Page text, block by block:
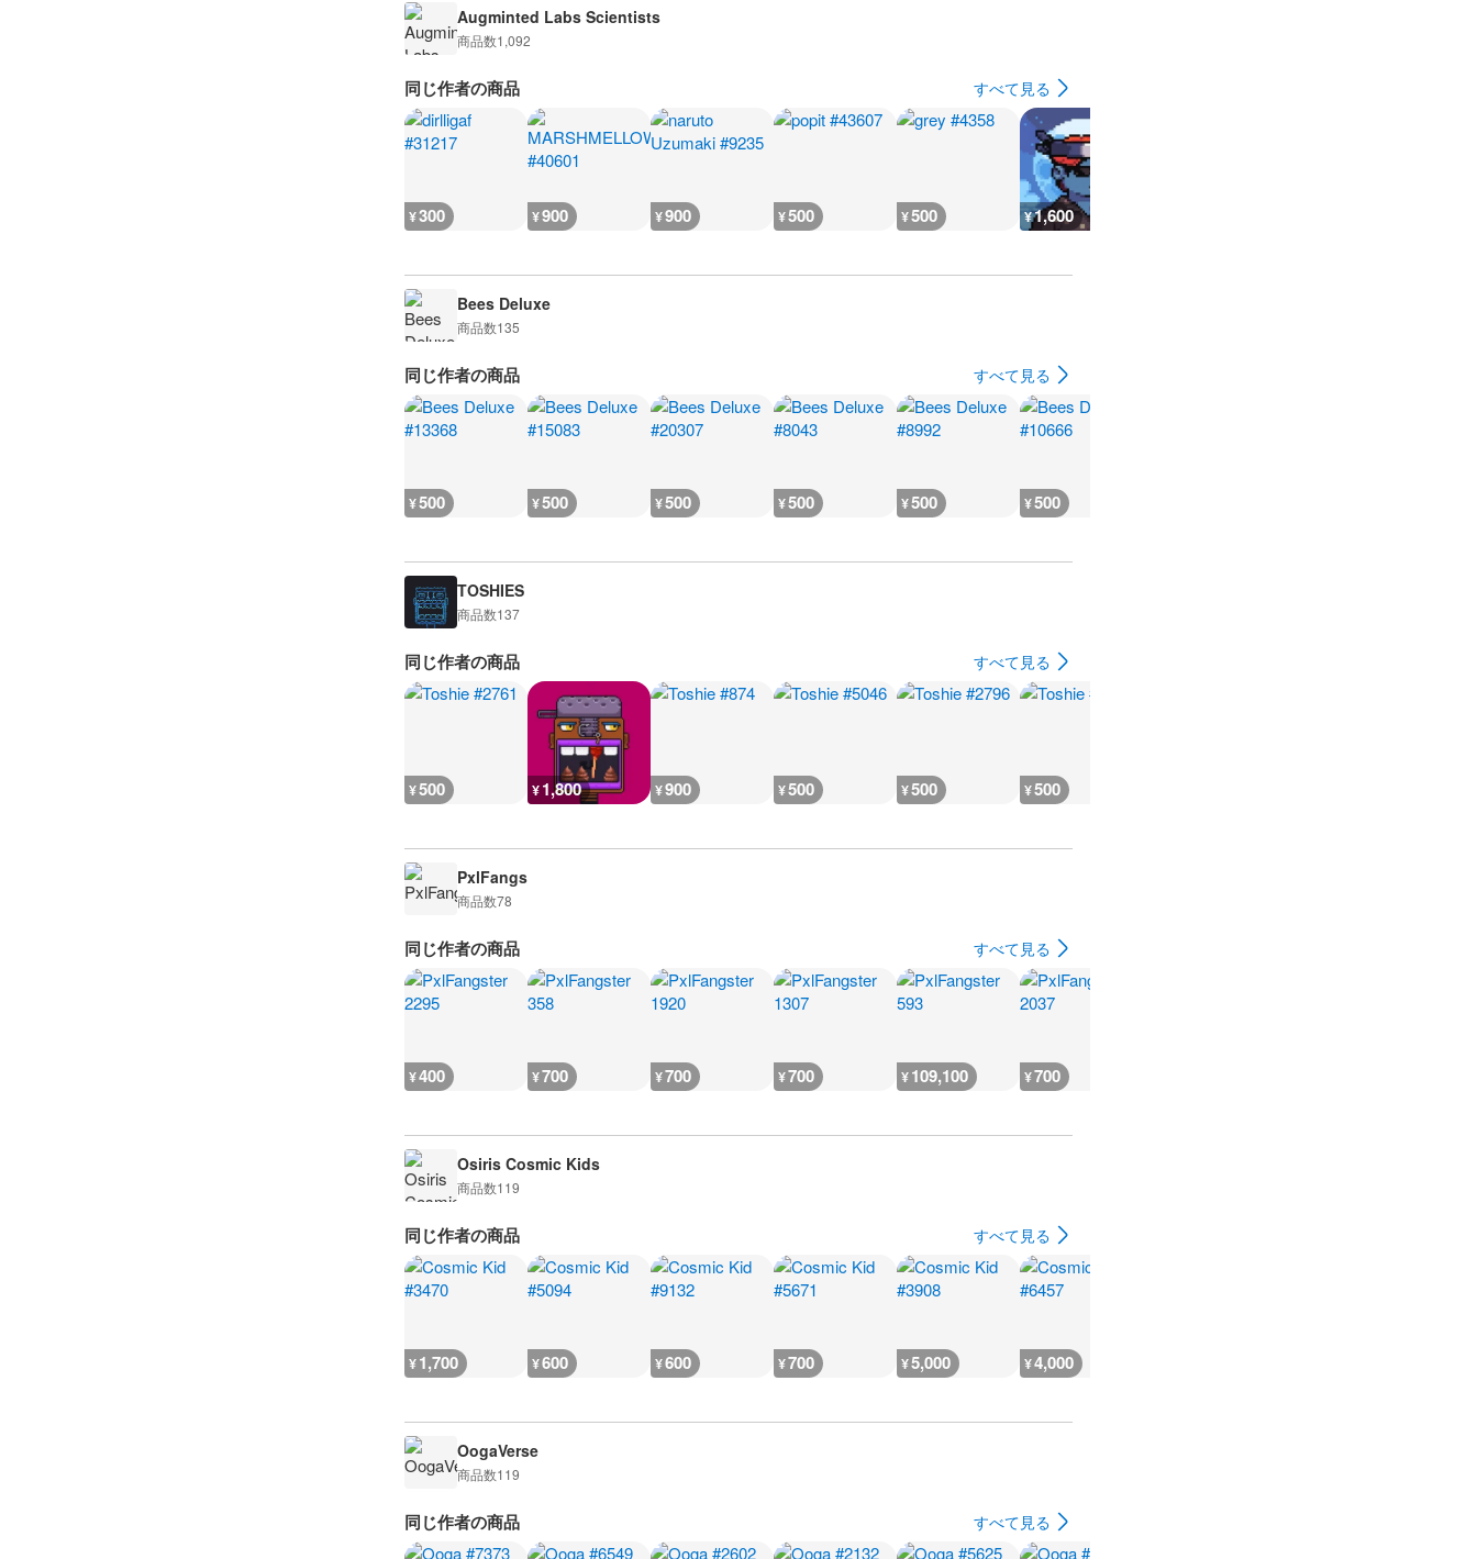
Augminted Labs Scientists
商品数1,092
同じ作者の商品 すべて見る
¥300 ¥900 ¥900 ¥500 ¥500 ¥1,600
Bees Deluxe
商品数135
同じ作者の商品 すべて見る
¥500 ¥500 ¥500 ¥500 ¥500 ¥500
TOSHIES
商品数137
同じ作者の商品 すべて見る
¥500 ¥1,800 ¥900 ¥500 ¥500 ¥500
PxlFangs
商品数78
同じ作者の商品 すべて見る
¥400 ¥700 ¥700 ¥700 ¥109,100 ¥700
Osiris Cosmic Kids
商品数119
同じ作者の商品 すべて見る
¥1,700 ¥600 ¥600 ¥700 ¥5,000 ¥4,000
OogaVerse
商品数119
同じ作者の商品 すべて見る